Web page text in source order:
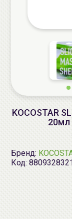
KOCOSTAR
20мл
Бренд:
Код: